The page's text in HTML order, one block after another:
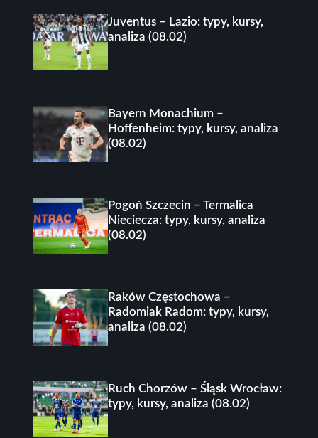
Juventus – Lazio: typy, kursy,
analiza (08.02)
Bayern Monachium –
Hoffenheim: typy, kursy, analiza
(08.02)
Pogoń Szczecin – Termalica
Nieciecza: typy, kursy, analiza
(08.02)
Raków Częstochowa –
Radomiak Radom: typy, kursy,
analiza (08.02)
Ruch Chorzów – Śląsk Wrocław:
typy, kursy, analiza (08.02)